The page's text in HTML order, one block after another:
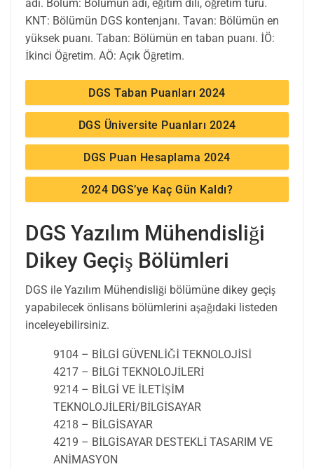
adı. Bölüm: Bölümün adı, eğitim dili, öğretim türü.
KNT: Bölümün DGS kontenjanı. Tavan: Bölümün en
yüksek puanı. Taban: Bölümün en taban puanı. İÖ:
İkinci Öğretim. AÖ: Açık Öğretim.
DGS Taban Puanları 2024
DGS Üniversite Puanları 2024
DGS Puan Hesaplama 2024
2024 DGS’ye Kaç Gün Kaldı?
DGS Yazılım Mühendisliği
Dikey Geçiş Bölümleri
DGS ile Yazılım Mühendisliği bölümüne dikey geçiş
yapabilecek önlisans bölümlerini aşağıdaki listeden
inceleyebilirsiniz.
9104 – BİLGİ GÜVENLİĞİ TEKNOLOJİSİ
4217 – BİLGİ TEKNOLOJİLERİ
9214 – BİLGİ VE İLETİŞİM
TEKNOLOJİLERİ/BİLGİSAYAR
4218 – BİLGİSAYAR
4219 – BİLGİSAYAR DESTEKLİ TASARIM VE
ANİMASYON